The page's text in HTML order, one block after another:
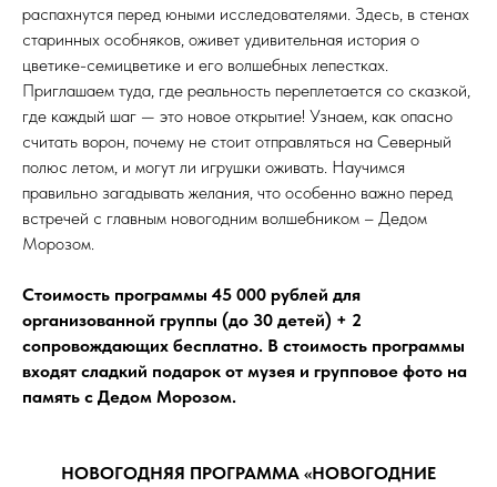
распахнутся перед юными исследователями. Здесь, в стенах
старинных особняков, оживет удивительная история о
цветике-семицветике и его волшебных лепестках.
Приглашаем туда, где реальность переплетается со сказкой,
где каждый шаг — это новое открытие! Узнаем, как опасно
считать ворон, почему не стоит отправляться на Северный
полюс летом, и могут ли игрушки оживать. Научимся
правильно загадывать желания, что особенно важно перед
встречей с главным новогодним волшебником – Дедом
Морозом.
Стоимость программы 45 000 рублей для
организованной группы (до 30 детей) + 2
сопровождающих бесплатно. В стоимость программы
входят сладкий подарок от музея и групповое ⁠фото на
память с Дедом Морозом.
НОВОГОДНЯЯ ПРОГРАММА «НОВОГОДНИЕ